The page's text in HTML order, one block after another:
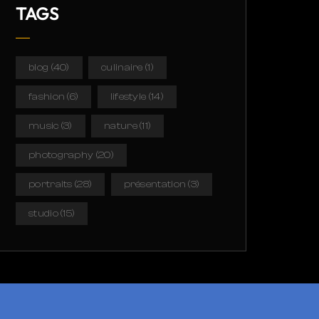
TAGS
blog (40) culinaire (1)
fashion (6) lifestyle (14)
music (3) nature(11)
photography (20)
portraits (28) présentation (3)
studio(15)